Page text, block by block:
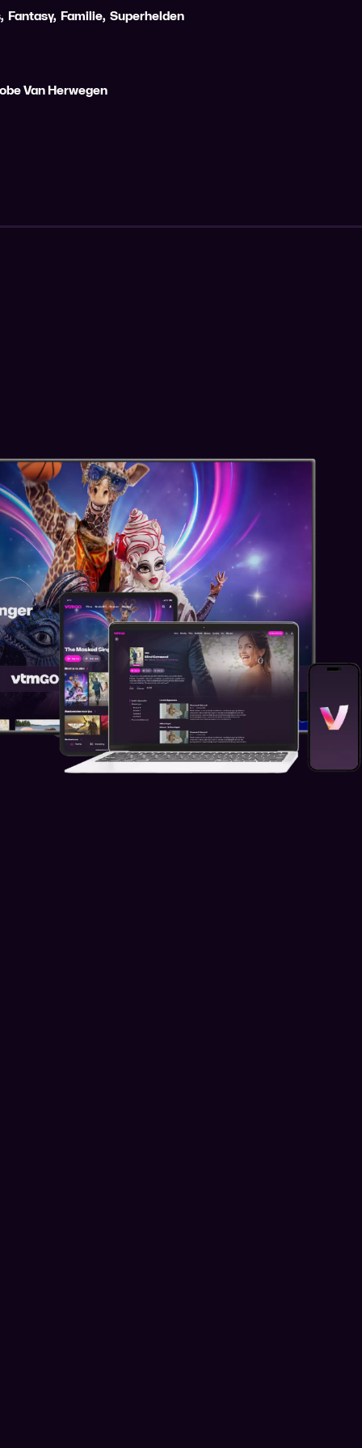
, Fantasy, Familie, Superhelden
Van Herwegen